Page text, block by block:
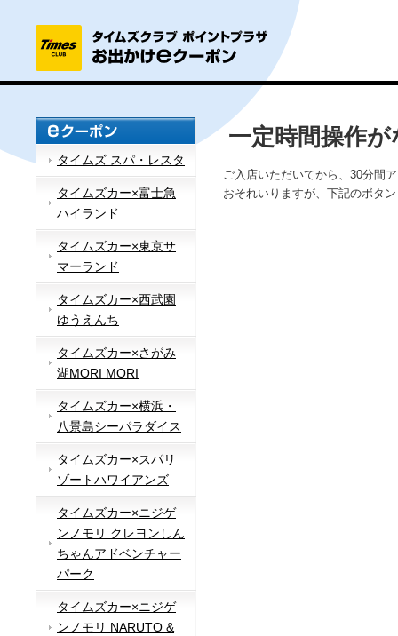
タイムズ スパ・レスタ
タイムズカー×富士急
ハイランド
タイムズカー×東京サ
マーランド
タイムズカー×西武園
ゆうえんち
タイムズカー×さがみ
湖MORI MORI
タイムズカー×横浜・
八景島シーパラダイス
タイムズカー×スパリ
ゾートハワイアンズ
タイムズカー×ニジゲ
ンノモリ クレヨンしん
ちゃんアドベンチャー
パーク
タイムズカー×ニジゲ
ンノモリ NARUTO &
一定時間操作
ご入店いただいてから、30分間
おそれいりますが、下記のボタ